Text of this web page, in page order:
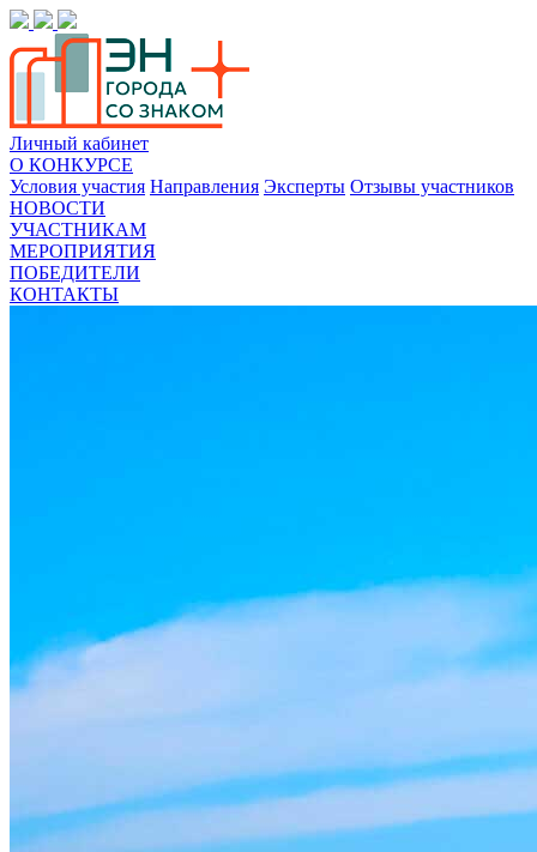
Личный кабинет
О КОНКУРСЕ
Условия участия Направления Эксперты Отзывы участников
НОВОСТИ
УЧАСТНИКАМ
МЕРОПРИЯТИЯ
ПОБЕДИТЕЛИ
КОНТАКТЫ